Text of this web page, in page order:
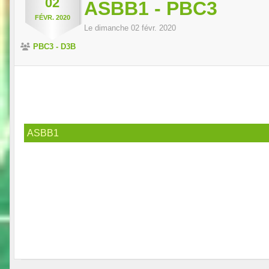
FÉVR. 2020 ASBB1 - PBC3
Le dimanche 02 févr. 2020
PBC3 - D3B
ASBB1